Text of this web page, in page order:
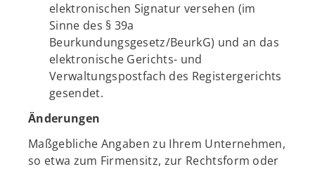
elektronischen Signatur versehen (im
Sinne des § 39a
Beurkundungsgesetz/BeurkG) und an das
elektronische Gerichts- und
Verwaltungspostfach des Registergerichts
gesendet.
Änderungen
Maßgebliche Angaben zu Ihrem Unternehmen,
so etwa zum Firmensitz, zur Rechtsform oder